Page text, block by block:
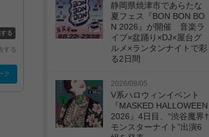
る
する
ク
静岡県焼津市であらたな
夏フェス『BON BON BO
N 2026』が開催 音楽ラ
イブ×盆踊り×DJ×屋台グ
ルメ×ランタンナイトで彩
る2日間
2026/08/05
V系ハロウィンイベント
『MASKED HALLOWEEN
2026』4日目、“渋谷魔界†
モンスターナイト”出演6